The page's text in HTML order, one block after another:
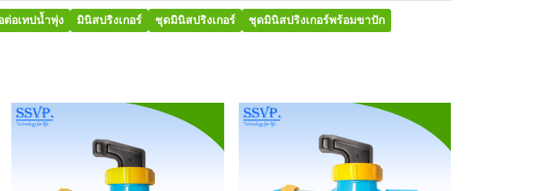
ต่อเทปน้ำพุ่ง มินิสปริงเกอร์ ชุดมินิสปริงเกอร์
ชุดมินิสปริงเกอร์พร้อมขาปัก